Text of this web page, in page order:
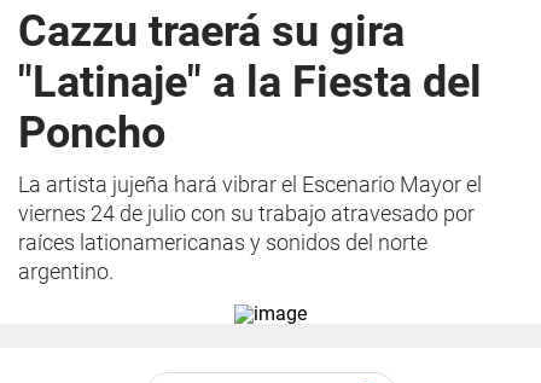
Cazzu traerá su gira
"Latinaje" a la Fiesta del
Poncho
La artista jujeña hará vibrar el Escenario Mayor el
viernes 24 de julio con su trabajo atravesado por
raíces lationamericanas y sonidos del norte
argentino.